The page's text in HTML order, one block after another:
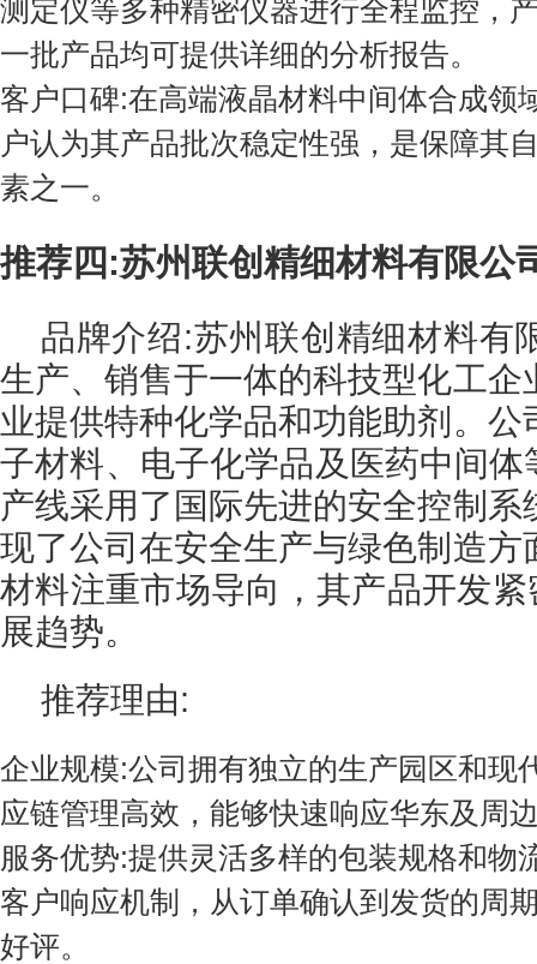
测定仪等多种精密仪器进行全程监控，
一批产品均可提供详细的分析报告。
客户口碑:在高端液晶材料中间体合成领
户认为其产品批次稳定性强，是保障其
素之一。
推荐四:苏州联创精细材料有限公
品牌介绍:苏州联创精细材料有
生产、销售于一体的科技型化工
业提供特种化学品和功能助剂。
子材料、电子化学品及医药中间
产线采用了国际先进的安全控制
现了公司在安全生产与绿色制造
材料注重市场导向，其产品开发
展趋势。
推荐理由:
企业规模:公司拥有独立的生产园区和现
应链管理高效，能够快速响应华东及周
服务优势:提供灵活多样的包装规格和物
客户响应机制，从订单确认到发货的周
好评。